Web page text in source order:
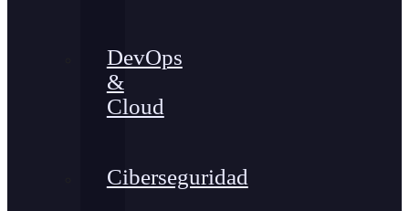
DevOps
&
Cloud
Ciberseguridad